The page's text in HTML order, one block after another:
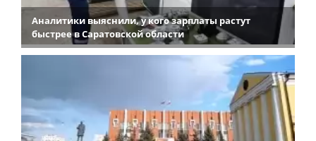
Аналитики выяснили, у кого зарплаты растут
быстрее в Саратовской области